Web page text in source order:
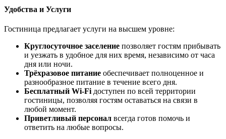
Удобства и Услуги
Гостиница предлагает услуги на высшем уровне:
Круглосуточное заселение позволяет гостям прибывать
и уезжать в удобное для них время, независимо от часа
дня или ночи.
Трёхразовое питание обеспечивает полноценное и
разнообразное питание в течение всего дня.
Бесплатный Wi-Fi доступен по всей территории
гостиницы, позволяя гостям оставаться на связи в
любой момент.
Приветливый персонал всегда готов помочь и
ответить на любые вопросы.